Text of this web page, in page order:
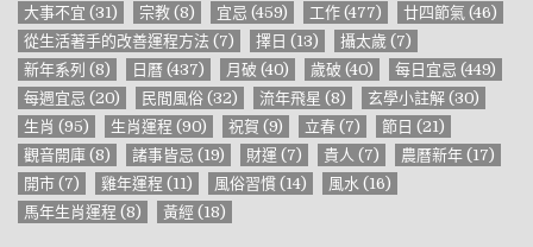
大事不宜 (31) 宗教 (8) 宜忌 (459) 工作 (477) 廿四節氣 (46)
從生活著手的改善運程方法 (7) 擇日 (13) 攝太歲 (7)
新年系列 (8) 日曆 (437) 月破 (40) 歲破 (40) 每日宜忌 (449)
每週宜忌 (20) 民間風俗 (32) 流年飛星 (8) 玄學小註解 (30)
生肖 (95) 生肖運程 (90) 祝賀 (9) 立春 (7) 節日 (21)
觀音開庫 (8) 諸事皆忌 (19) 財運 (7) 貴人 (7) 農曆新年 (17)
開市 (7) 雞年運程 (11) 風俗習慣 (14) 風水 (16)
馬年生肖運程 (8) 黃經 (18)